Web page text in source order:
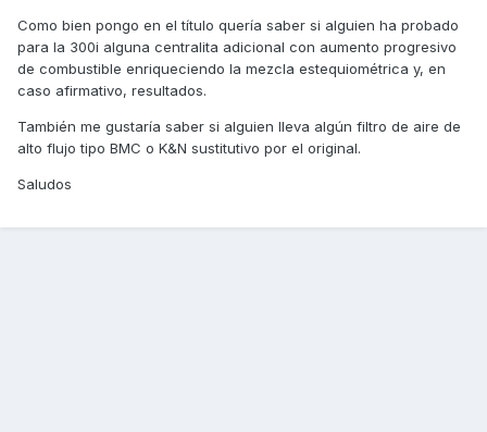
Como bien pongo en el título quería saber si alguien ha probado
para la 300i alguna centralita adicional con aumento progresivo
de combustible enriqueciendo la mezcla estequiométrica y, en
caso afirmativo, resultados.
También me gustaría saber si alguien lleva algún filtro de aire de
alto flujo tipo BMC o K&N sustitutivo por el original.
Saludos